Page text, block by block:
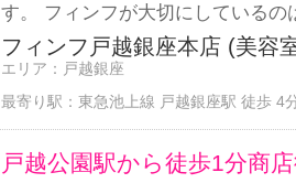
す。 フィンフが大切にしているの
フィンフ戸越銀座本店 (美容
エリア： 戸越銀座
最寄り駅： 東急池上線 戸越銀座駅 徒歩 4
戸越公園駅から徒歩1分商